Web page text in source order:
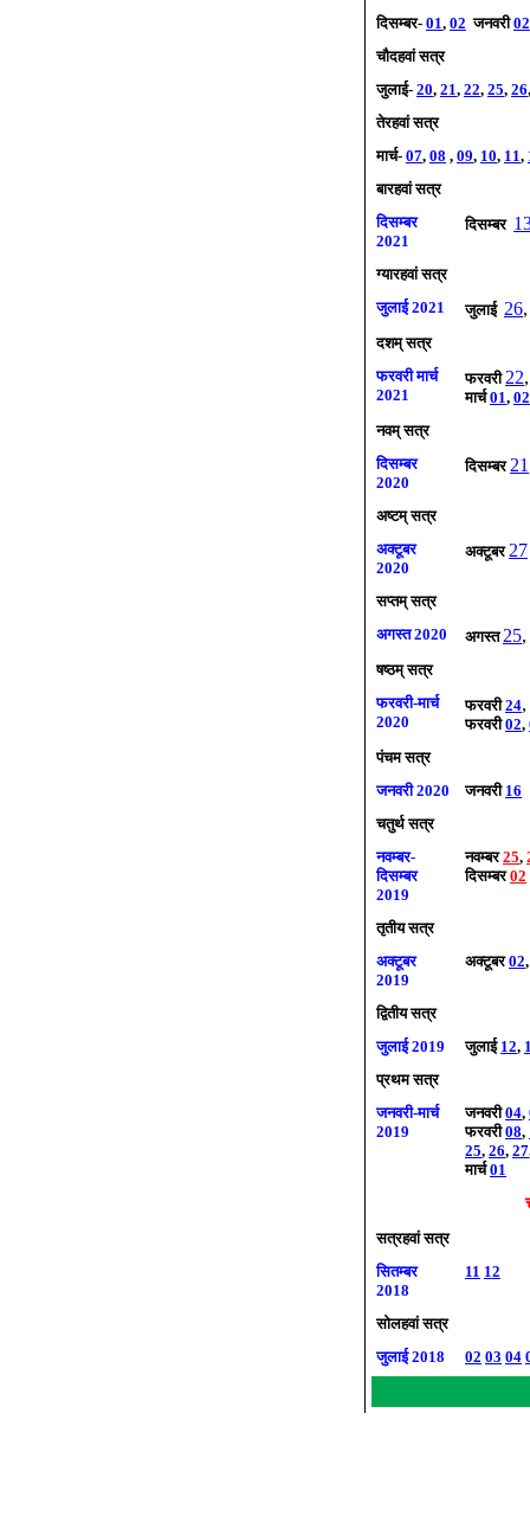
दिसम्बर- 01, 02 जनवरी02
चौदहवां सत्र
जुलाई- 20, 21, 22, 25, 26
तेरहवां सत्र
मार्च- 07, 08 , 09, 10, 11,
बारहवां सत्र
दिसम्बर
2021
दिसम्बर
ग्यारहवांसत्र
जुलाई2021 जुलाई 26
दशम् सत्र
फरवरी मार्च
2021
फरवरी 22
मार्च01, 02
नवम् सत्र
दिसम्बर
2020
दिसम्बर 21
अष्टम् सत्र
अक्टूबर
2020
अक्टूबर 27
सप्तम् सत्र
अगस्त 2020
अगस्त 25,
षष्ठम् सत्र
फरवरी-मार्च
2020
फरवरी24,
फरवरी02,
पंचम सत्र
जनवरी 2020
जनवरी 16
चतुर्थ सत्र
नवम्बर-
दिसम्बर
2019
नवम्बर25,
दिसम्बर02
तृतीय सत्र
अक्टूबर
2019
अक्टूबर02
द्वितीयसत्र
जुलाई 2019
जुलाई 12,
प्रथम सत्र
जनवरी-मार्च
2019
जनवरी04,
फरवरी08,
25, 26, 27
मार्च01
सत्रहवांसत्र
सितम्बर
2018
11 12
सोलहवांसत्र
जुलाई 2018
02 03 04